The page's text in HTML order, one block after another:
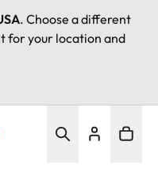
. Choose a different
for your location and